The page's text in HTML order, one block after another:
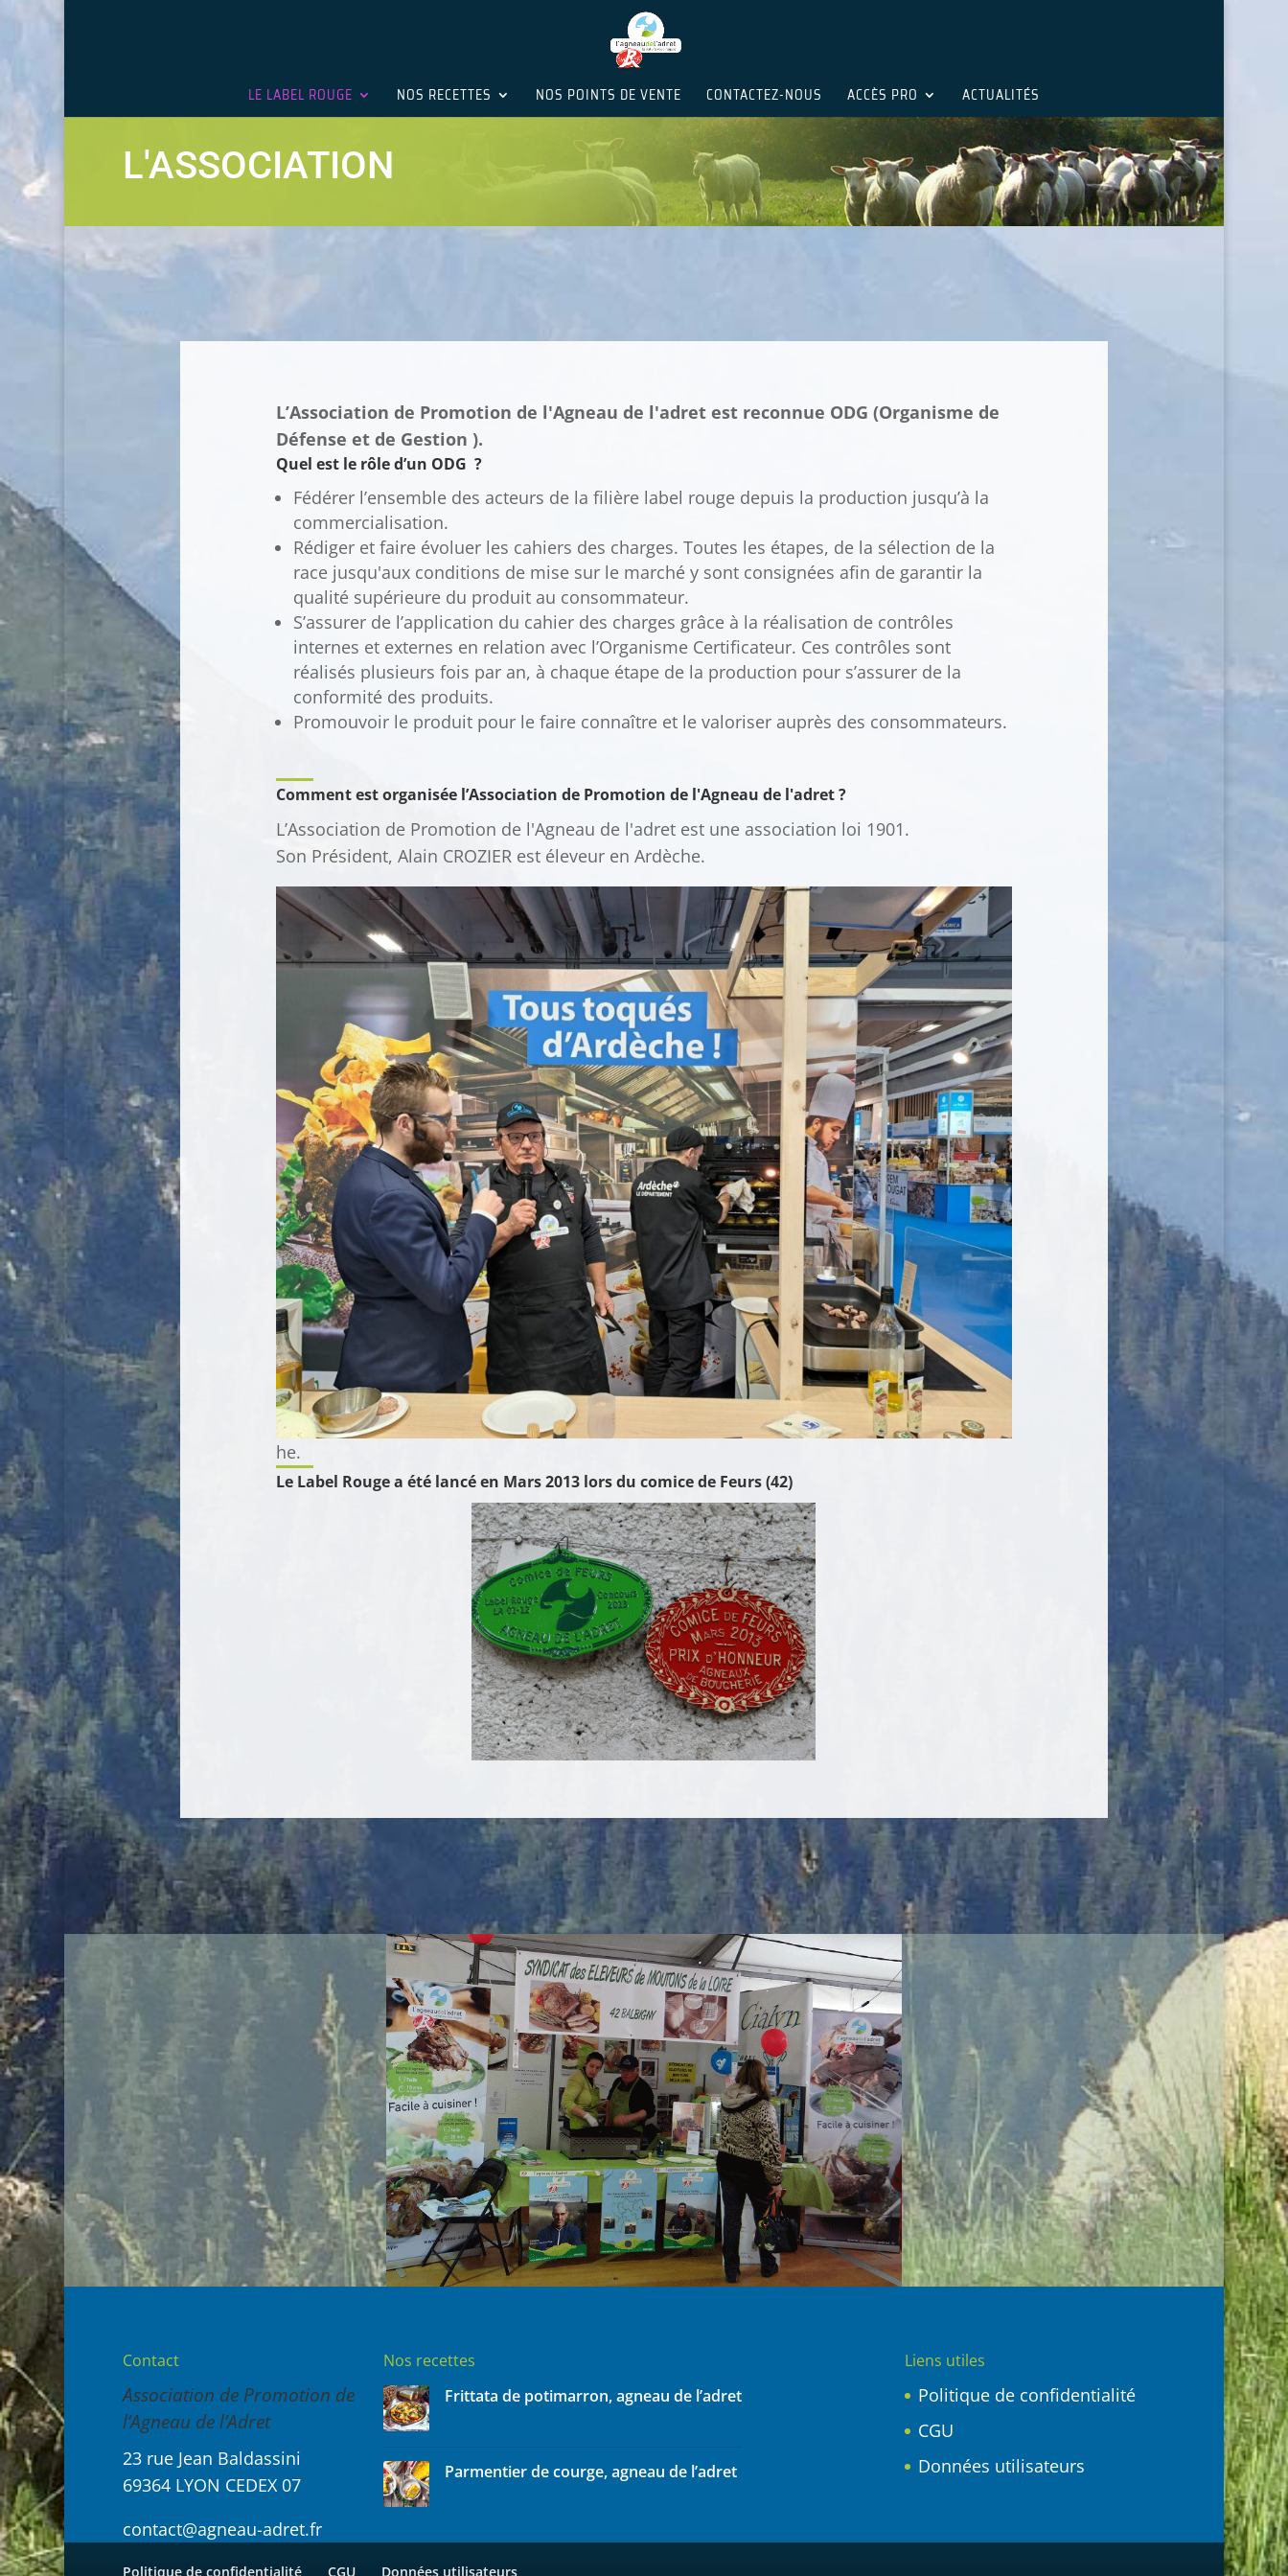
LE LABEL ROUGE NOS RECETTES NOS POINTS DE VENTE CONTACTEZ-NOUS ACCÈS PRO ACTUALITÉS
L'ASSOCIATION
L’Association de Promotion de l'Agneau de l'adret est reconnue ODG (Organisme de
Défense et de Gestion ).
Quel est le rôle d’un ODG ?
Fédérer l’ensemble des acteurs de la filière label rouge depuis la production jusqu’à la
commercialisation.
Rédiger et faire évoluer les cahiers des charges. Toutes les étapes, de la sélection de la
race jusqu'aux conditions de mise sur le marché y sont consignées afin de garantir la
qualité supérieure du produit au consommateur.
S’assurer de l’application du cahier des charges grâce à la réalisation de contrôles
internes et externes en relation avec l’Organisme Certificateur. Ces contrôles sont
réalisés plusieurs fois par an, à chaque étape de la production pour s’assurer de la
conformité des produits.
Promouvoir le produit pour le faire connaître et le valoriser auprès des consommateurs.
Comment est organisée l’Association de Promotion de l'Agneau de l'adret ?
L’Association de Promotion de l'Agneau de l'adret est une association loi 1901.
Son Président, Alain CROZIER est éleveur en Ardèche.
he.
Le Label Rouge a été lancé en Mars 2013 lors du comice de Feurs (42)
Contact
Association de Promotion de
l’Agneau de l’Adret
23 rue Jean Baldassini
69364 LYON CEDEX 07
contact@agneau-adret.fr
Nos recettes
Frittata de potimarron, agneau de l’adret
Parmentier de courge, agneau de l’adret
Liens utiles
Politique de confidentialité
CGU
Données utilisateurs
Politique de confidentialité CGU Données utilisateurs